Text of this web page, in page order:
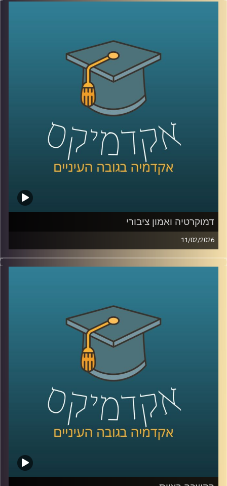
“כלכלה כחולה פורצת גבולות”, שהתקיים באוניברסיטת רייכמן .
כלכלה, ביטחון ושיתופי פעולה אזוריים.
בין מושבים על אנרגיה מתחדשת בים, חקלאות ימית, אצות
כמשאב כלכלי, בינה מלאכותית לניטור מגוון ביולוגי ושיתופי
פעולה גם כשאין שלום, יצאנו לראיין את האנשים שמעצבים
את העתיד הכחול של האזור .
בפרק הזה תשמעו קולות מהכנס, רעיונות גדולים, דילמות
אמיתיות, והרבה מאוד תשוקה לחבר בין מדע, קיימות וכלכלה.
דמוקרטיה ואמון ציבורי
11/02/2026
היום אנחנו נוגעים באחת השאלות הכי בוערות בדמוקרטיה, מה
זה בעצם אמון ציבורי, למה הוא כל כך חיוני לתפקוד של מדינה,
בבית המשפט העליון, אז מה אפשר ללמוד מהמספרים, האם
זה משבר רגעי או מגמה ארוכה, למה אמון נהיה תלוי מחנה
פוליטי, ומה המשמעות של זה לתחושת הייצוג, לציות לחוק,
ולחוסן החברתי, כדי לעשות סדר הזמנו את פרופ׳ אמנון כוורי,
פרופסור חבר וראש המכון לחירות ואחריות בבית ספר לאודר
לממשל ודיפלומטיה באוניברסיטת רייכמן, וביחד ננסה להבין
מה עומד מאחורי הנתונים, מה המדינה והחברה יכולות לעשות
כדי לשקם את האמון שלנו?